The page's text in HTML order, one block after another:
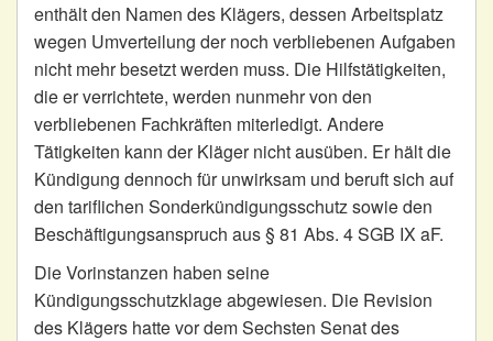
enthält den Namen des Klägers, dessen Arbeitsplatz
wegen Umverteilung der noch verbliebenen Aufgaben
nicht mehr besetzt werden muss. Die Hilfstätigkeiten,
die er verrichtete, werden nunmehr von den
verbliebenen Fachkräften miterledigt. Andere
Tätigkeiten kann der Kläger nicht ausüben. Er hält die
Kündigung dennoch für unwirksam und beruft sich auf
den tariflichen Sonderkündigungsschutz sowie den
Beschäftigungsanspruch aus § 81 Abs. 4 SGB IX aF.
Die Vorinstanzen haben seine
Kündigungsschutzklage abgewiesen. Die Revision
des Klägers hatte vor dem Sechsten Senat des